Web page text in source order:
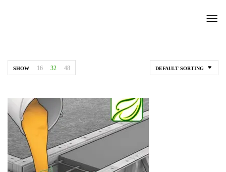
DEFAULT SORTING
SHOW 16 32 48